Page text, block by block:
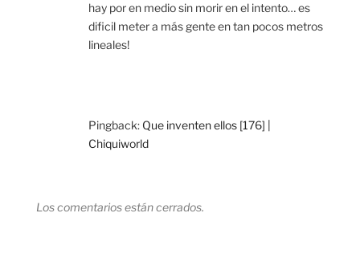
hay por en medio sin morir en el intento… es
dificil meter a más gente en tan pocos metros
lineales!
Pingback: Que inventen ellos [176] |
Chiquiworld
Los comentarios están cerrados.